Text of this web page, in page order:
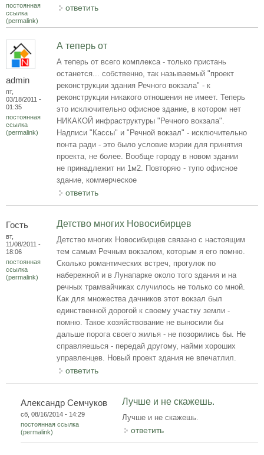
постоянная
ссылка
(permalink)
ответить
admin
пт,
03/18/2011 -
01:35
постоянная
ссылка
(permalink)
А теперь от
А теперь от всего комплекса - только пристань
останется... собственно, так называемый "проект
реконструкции здания Речного вокзала" - к
реконструкции никакого отношения не имеет. Теперь
это исключительно офисное здание, в котором нет
НИКАКОЙ инфраструктуры "Речного вокзала".
Надписи "Кассы" и "Речной вокзал" - исключительно
понта ради - это было условие мэрии для принятия
проекта, не более. Вообще городу в новом здании
не принадлежит ни 1м2. Повторяю - тупо офисное
здание, коммерческое
ответить
Гость
вт,
11/08/2011 -
18:06
постоянная
ссылка
(permalink)
Детство многих Новосибирцев
Детство многих Новосибирцев связано с настоящим
тем самым Речным вокзалом, которым я его помню.
Сколько романтических встреч, прогулок по
набережной и в Лунапарке около того здания и на
речных трамвайчиках случилось не только со мной.
Как для множества дачников этот вокзал был
единственной дорогой к своему участку земли -
помню. Такое хозяйствование не выносили бы
дальше порога своего жилья - не позорились бы. Не
справляешься - передай другому, найми хороших
управленцев. Новый проект здания не впечатлил.
ответить
Александр Семчуков
сб, 08/16/2014 - 14:29
постоянная ссылка
(permalink)
Лучше и не скажешь.
Лучше и не скажешь.
ответить